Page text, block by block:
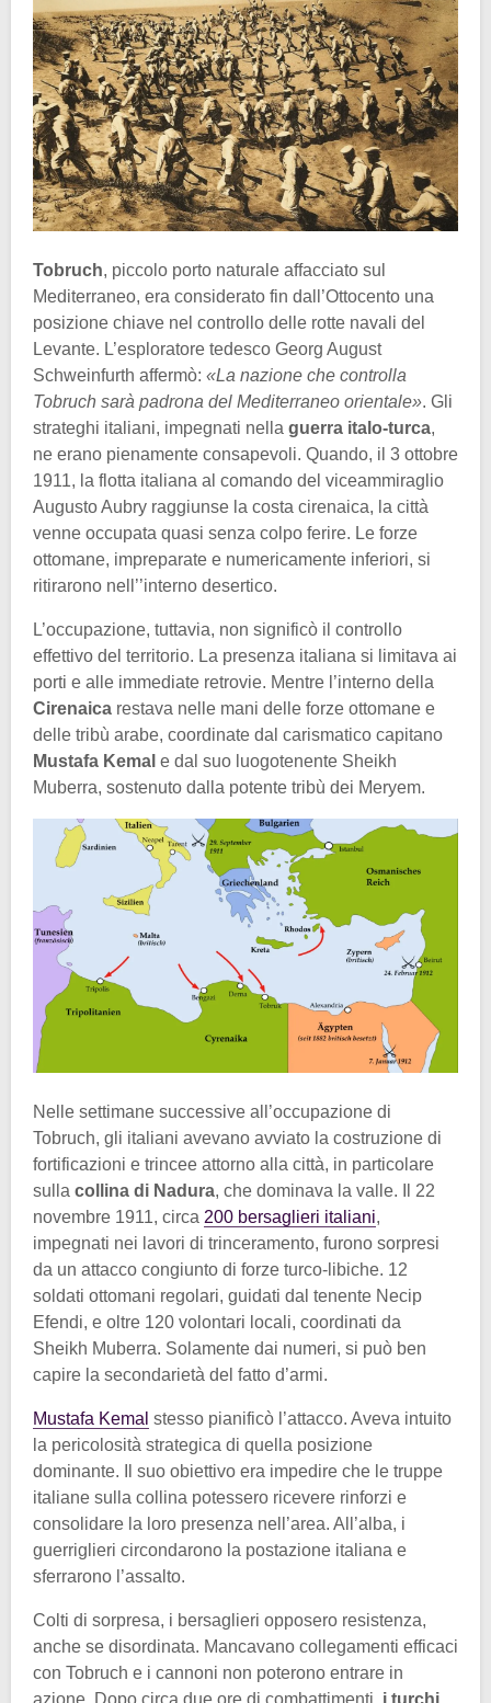
Tobruch, piccolo porto naturale affacciato sul
Mediterraneo, era considerato fin dall’Ottocento una
posizione chiave nel controllo delle rotte navali del
Levante. L’esploratore tedesco Georg August
Schweinfurth affermò: «La nazione che controlla
Tobruch sarà padrona del Mediterraneo orientale». Gli
strateghi italiani, impegnati nella guerra italo-turca,
ne erano pienamente consapevoli. Quando, il 3 ottobre
1911, la flotta italiana al comando del viceammiraglio
Augusto Aubry raggiunse la costa cirenaica, la città
venne occupata quasi senza colpo ferire. Le forze
ottomane, impreparate e numericamente inferiori, si
ritirarono nell’’interno desertico.
L’occupazione, tuttavia, non significò il controllo
effettivo del territorio. La presenza italiana si limitava ai
porti e alle immediate retrovie. Mentre l’interno della
Cirenaica restava nelle mani delle forze ottomane e
delle tribù arabe, coordinate dal carismatico capitano
Mustafa Kemal e dal suo luogotenente Sheikh
Muberra, sostenuto dalla potente tribù dei Meryem.
Nelle settimane successive all’occupazione di
Tobruch, gli italiani avevano avviato la costruzione di
fortificazioni e trincee attorno alla città, in particolare
sulla collina di Nadura, che dominava la valle. Il 22
novembre 1911, circa 200 bersaglieri italiani,
impegnati nei lavori di trinceramento, furono sorpresi
da un attacco congiunto di forze turco-libiche. 12
soldati ottomani regolari, guidati dal tenente Necip
Efendi, e oltre 120 volontari locali, coordinati da
Sheikh Muberra. Solamente dai numeri, si può ben
capire la secondarietà del fatto d’armi.
Mustafa Kemal stesso pianificò l’attacco. Aveva intuito
la pericolosità strategica di quella posizione
dominante. Il suo obiettivo era impedire che le truppe
italiane sulla collina potessero ricevere rinforzi e
consolidare la loro presenza nell’area. All’alba, i
guerriglieri circondarono la postazione italiana e
sferrarono l’assalto.
Colti di sorpresa, i bersaglieri opposero resistenza,
anche se disordinata. Mancavano collegamenti efficaci
con Tobruch e i cannoni non poterono entrare in
azione. Dopo circa due ore di combattimenti, i turchi